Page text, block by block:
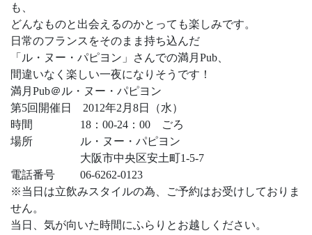
も、
どんなものと出会えるのかとっても楽しみです。
日常のフランスをそのまま持ち込んだ
「ル・ヌー・パピヨン」さんでの満月Pub、
間違いなく楽しい一夜になりそうです！
満月Pub＠ル・ヌー・パピヨン
第5回開催日 2012年2月8日（水）
時間 18：00-24：00 ごろ
場所 ル・ヌー・パピヨン
大阪市中央区安土町1-5-7
電話番号 06-6262-0123
※当日は立飲みスタイルの為、ご予約はお受けしておりま
せん。
当日、気が向いた時間にふらりとお越しください。